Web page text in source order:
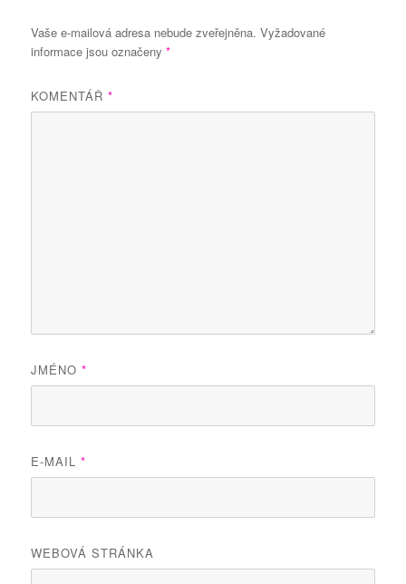
Vaše e-mailová adresa nebude zveřejněna. Vyžadované
informace jsou označeny*
KOMENTÁŘ*
JMÉNO*
E-MAIL*
WEBOVÁ STRÁNKA